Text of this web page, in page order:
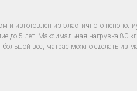
и изготовлен из эластичного
до 5 лет. Максимальная нагрузка 80
большой вес, матрас можно сделать из